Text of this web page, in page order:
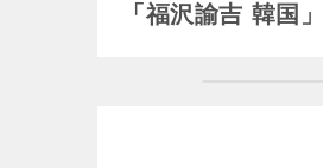
「福沢諭吉 韓国